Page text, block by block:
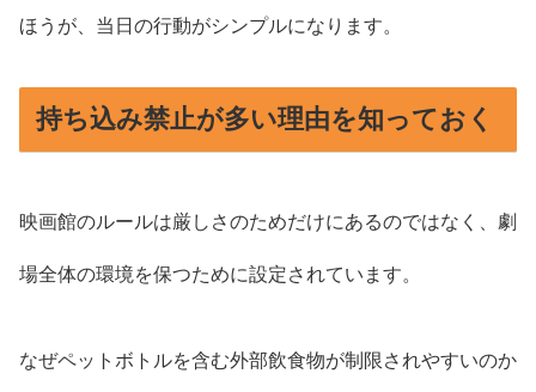
ほうが、当日の行動がシンプルになります。
持ち込み禁止が多い理由を知っておく
映画館のルールは厳しさのためだけにあるのではなく、劇
場全体の環境を保つために設定されています。
なぜペットボトルを含む外部飲食物が制限されやすいのか